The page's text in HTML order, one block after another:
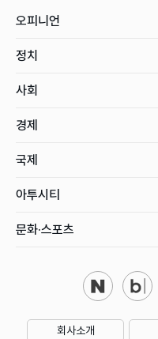
오피니언
정치
사회
경제
국제
아투시티
문화·스포츠
회사소개